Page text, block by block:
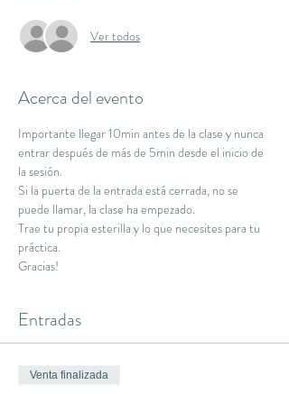
Ver todos
Acerca del evento
Importante llegar 10min antes de la clase y nunca
entrar después de más de 5min desde el inicio de
la sesión.
Si la puerta de la entrada está cerrada, no se
puede llamar, la clase ha empezado.
Trae tu propia esterilla y lo que necesites para tu
práctica.
Gracias!
Entradas
Venta finalizada